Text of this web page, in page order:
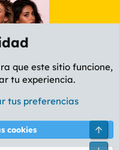
de privacidad Ayuda
que este sitio funcione,
tu experiencia.
tus preferencias
cookies